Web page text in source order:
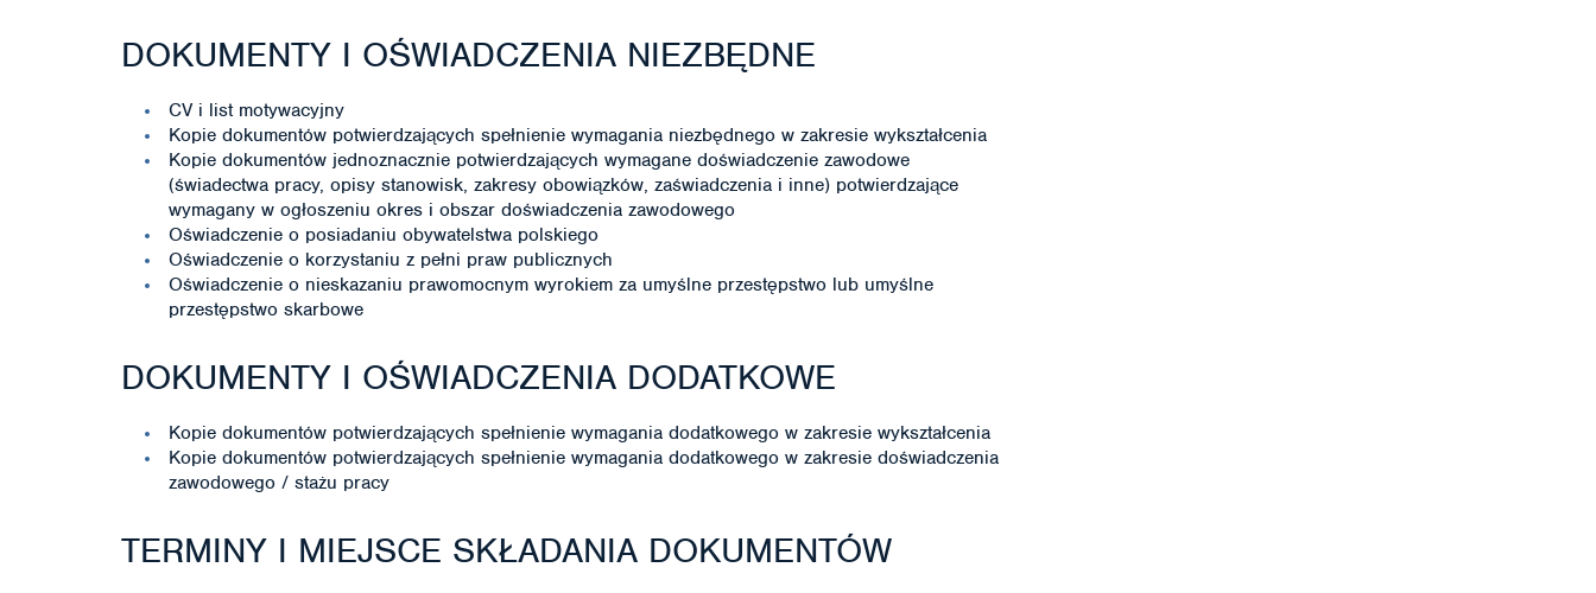
DOKUMENTY I OŚWIADCZENIA NIEZBĘDNE
CV i list motywacyjny
Kopie dokumentów potwierdzających spełnienie wymagania niezbędnego w zakresie wykształcenia
Kopie dokumentów jednoznacznie potwierdzających wymagane doświadczenie zawodowe
(świadectwa pracy, opisy stanowisk, zakresy obowiązków, zaświadczenia i inne) potwierdzające
wymagany w ogłoszeniu okres i obszar doświadczenia zawodowego
Oświadczenie o posiadaniu obywatelstwa polskiego
Oświadczenie o korzystaniu z pełni praw publicznych
Oświadczenie o nieskazaniu prawomocnym wyrokiem za umyślne przestępstwo lub umyślne
przestępstwo skarbowe
DOKUMENTY I OŚWIADCZENIA DODATKOWE
Kopie dokumentów potwierdzających spełnienie wymagania dodatkowego w zakresie wykształcenia
Kopie dokumentów potwierdzających spełnienie wymagania dodatkowego w zakresie doświadczenia
zawodowego / stażu pracy
TERMINY I MIEJSCE SKŁADANIA DOKUMENTÓW